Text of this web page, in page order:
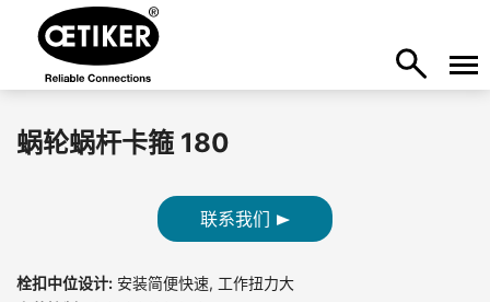
蜗轮蜗杆卡箍 180
联系我们
栓扣中位设计: 安装简便快速, 工作扭力大